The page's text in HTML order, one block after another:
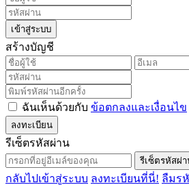
เข้าสู่ระบบ
สร้างบัญชี
ฉันเห็นด้วยกับ ข้อตกลงและเงื่อนไข
ลงทะเบียน
รีเซ็ตรหัสผ่าน
รีเซ็ตรหัสผ่
กลับไปเข้าสู่ระบบ ลงทะเบียนที่นี่! ลืมร